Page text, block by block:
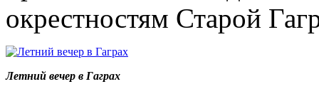
окрестностям Старой
Летний вечер в Гаграх